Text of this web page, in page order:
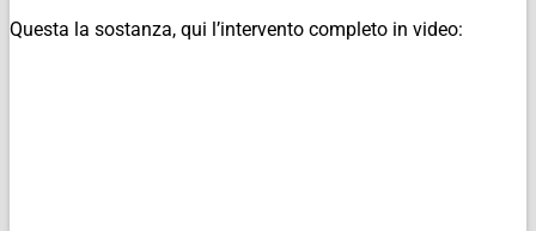
Questa la sostanza, qui l’intervento completo in video: